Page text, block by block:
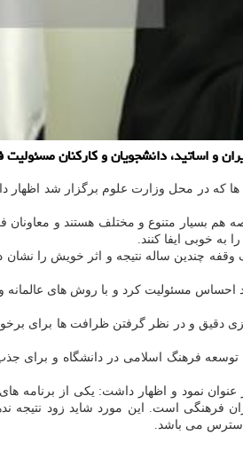
و اساتید، دانشجویان و کارکنان مسئولیت
ها که در محل وزارت علوم برگزار شد اظهار
بسیار متنوع و مختلف هستند و معاونان
به خوبی ایفا کنند.
وقفه چندین ساله نتیجه و اثر خویش را
احساس مسئولیت کرد و با روش های
و در نظر گرفتن ظرافت ها برای
فرهنگ اسلامی در دانشگاه و برای
نمود و اظهار داشت: یکی از برنامه
فرهنگی است. این مورد شاید زود نتیجه
دسترس می باشد.